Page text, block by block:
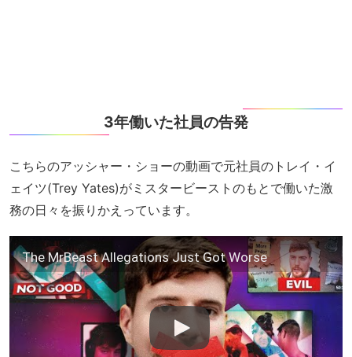
3年働いた社員の告発
こちらのアッシャー・ショーの動画で元社員のトレイ・イ
ェイツ(Trey Yates)がミスタービーストのもとで働いた激
務の日々を振りかえっています。
The MrBeast Allegations Just Got Worse